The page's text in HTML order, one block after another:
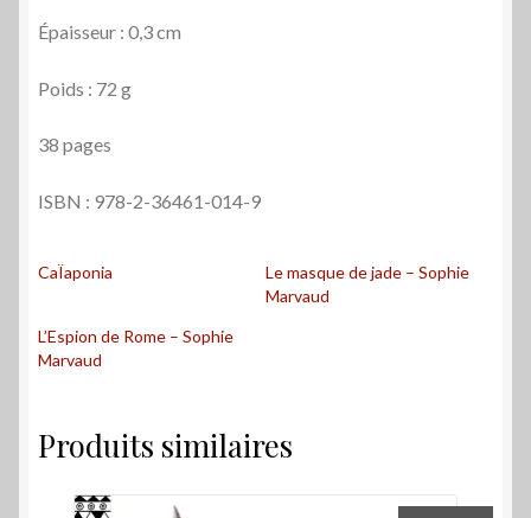
Épaisseur : 0,3 cm
Poids : 72 g
38 pages
ISBN : 978-2-36461-014-9
CaÏaponia
Le masque de jade – Sophie
Marvaud
L’Espion de Rome – Sophie
Marvaud
Produits similaires